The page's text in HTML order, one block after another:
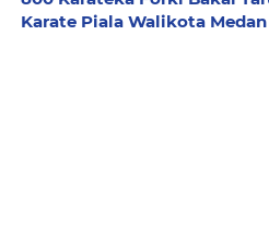
Karate Piala Walikota Medan